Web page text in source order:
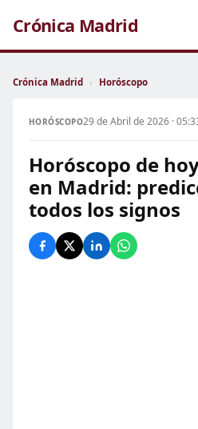
Crónica Madrid
Crónica Madrid › Horóscopo
HORÓSCOPO29 de Abril de 2026 ·
Horóscopo de
en Madrid:
todos los signos